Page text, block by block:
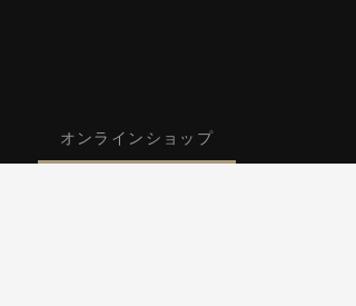
オンラインショップ